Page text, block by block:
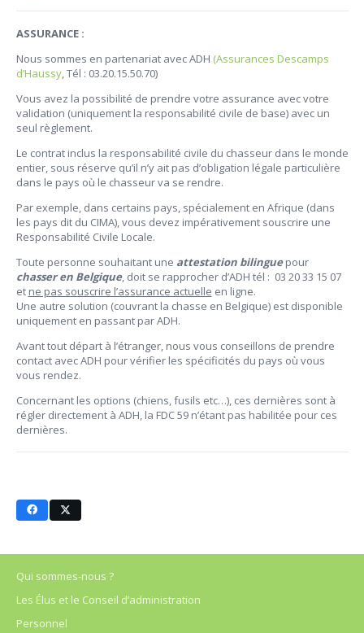
ASSURANCE :
Nous sommes en partenariat avec ADH (Assurances Descamps
d’Haussy, Tél : 03.20.15.50.70)
Vous avez la possibilité de prendre votre assurance avec votre
validation (uniquement la responsabilité civile de base) avec un
seul règlement.
Le contrat inclus la responsabilité civile du chasseur dans le monde
entier, sous réserve qu’il n’y ait pas d’obligation légale particulière
dans le pays où le chasseur va se rendre.
Par exemple, dans certains pays, spécialement en Afrique (dans
les pays dit du CIMA), vous devez impérativement souscrire une
Responsabilité Civile Locale.
Toute personne souhaitant une attestation bilinguepour
chasser en Belgique, doit se rapprocher d’ADH tél : 03 20 33 15 07
et ne pas souscrire l’assurance actuelle en ligne.
Une autre solution (couvrant la chasse en Belgique) est disponible
uniquement en passant par ADH.
Avant tout départ à l’étranger, nous vous conseillons de prendre
contact avec ADH pour vérifier les spécificités du pays où vous
vous rendez.
Concernant les options (chiens, fusils etc…), ces dernières sont à
régler directement à ADH, la FDC 59 n’étant pas habilitée pour ces
dernières.
Qui sommes-nous ?
Les Élus et le Conseil d’administration
Personnel